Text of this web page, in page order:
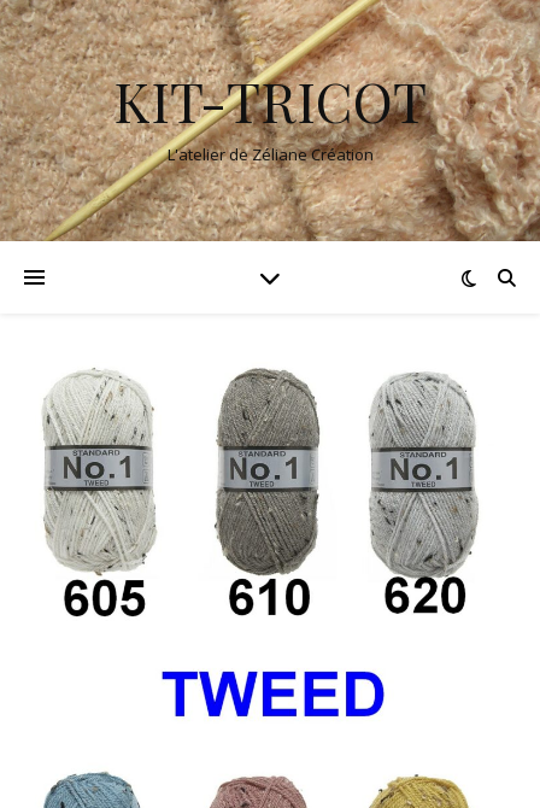
KIT-TRICOT
L'atelier de Zéliane Création